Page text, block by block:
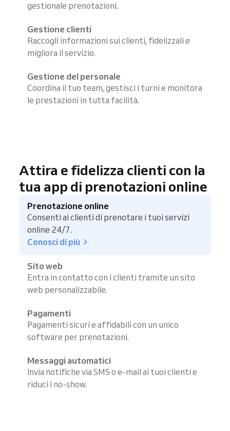
gestionale prenotazioni.
Gestione clienti
Raccogli informazioni sui clienti, fidelizzali e
migliora il servizio.
Gestione del personale
Coordina il tuo team, gestisci i turni e monitora
le prestazioni in tutta facilità.
Attira e fidelizza clienti con la
tua app di prenotazioni online
Prenotazione online
Consenti ai clienti di prenotare i tuoi servizi
online 24/7.
Conosci di più
Sito web
Entra in contatto con i clienti tramite un sito
web personalizzabile.
Pagamenti
Pagamenti sicuri e affidabili con un unico
software per prenotazioni.
Messaggi automatici
Invia notifiche via SMS o e-mail ai tuoi clienti e
riduci i no-show.